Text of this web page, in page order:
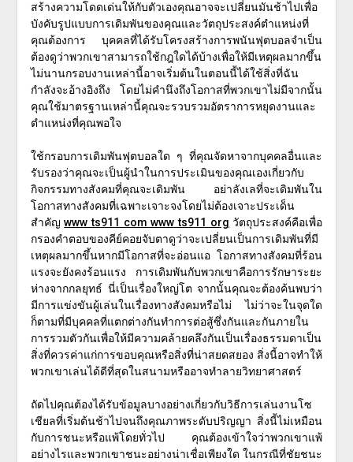
สร้างความโดดเด่นให้กับตัวเองคุณอาจจะเปลี่ยนมันช้าไปเพื่อ
บังคับรูปแบบการเดิมพันของคุณและวัตถุประสงค์ตำแหน่งที่
คุณต้องการ บุคคลที่ได้รับโครงสร้างการพนันฟุตบอลจำเป็น
ต้องดูว่าพวกเขาสามารถใช้กฎใดได้บ้างเพื่อให้มีเหตุผลมากขึ้น
ไม่นานกรอบงานเหล่านี้อาจเริ่มต้นในตอนนี้ได้ใช้สิ่งที่ฉัน
กำลังจะอ้างอิงถึง โดยไม่คำนึงถึงโอกาสที่พวกเขาไม่มีจากนั้น
คุณใช้มาตรฐานเหล่านี้คุณจะรวบรวมอัตราการหยุดงานและ
ตำแหน่งที่คุณพอใจ
ใช้กรอบการเดิมพันฟุตบอลใด ๆ ที่คุณจัดหาจากบุคคลอื่นและ
รับรองว่าคุณจะเป็นผู้นำในการประเมินของคุณเองเกี่ยวกับ
กิจกรรมทางสังคมที่คุณจะเดิมพัน อย่าลังเลที่จะเดิมพันใน
โอกาสทางสังคมที่เฉพาะเจาะจงโดยไม่ต้องเจาะประเด็น
สำคัญwww ts911 com www ts911 org วัตถุประสงค์คือเพื่อ
กรองคำตอบของคีย์คอยจับตาดูว่าจะเปลี่ยนเป็นการเดิมพันที่มี
เหตุผลมากขึ้นหากมีโอกาสที่จะอ่อนแอ โอกาสทางสังคมที่ร้อน
แรงจะยังคงร้อนแรง การเดิมพันกับพวกเขาคือการรักษาระยะ
ห่างจากกลยุทธ์ นี่เป็นเรื่องใหญ่โต จากนั้นคุณจะต้องค้นพบว่า
มีการแข่งขันผู้เล่นในเรื่องทางสังคมหรือไม่ ไม่ว่าจะในจุดใด
ก็ตามที่มีบุคคลที่แตกต่างกันทำการต่อสู้ซึ่งกันและกันภายใน
การรวมตัวกันเพื่อให้มีความคล้ายคลึงกันเป็นเรื่องธรรมดาเป็น
สิ่งที่ควรค่าแก่การขอบคุณหรือสิ่งที่น่าสยดสยอง สิ่งนี้อาจทำให้
พวกเขาเล่นได้ดีที่สุดในสนามหรืออาจทำลายวิทยาศาสตร์
ถัดไปคุณต้องได้รับข้อมูลบางอย่างเกี่ยวกับวิธีการเล่นงานโซ
เชียลที่เริ่มต้นช้าไปจนถึงคุณภาพระดับปริญญา สิ่งนี้ไม่เหมือน
กับการชนะหรือแพ้โดยทั่วไป คุณต้องเข้าใจว่าพวกเขาแพ้
อย่างไรและพวกเขาชนะอย่างน่าเชื่อเพียงใด ในกรณีที่ชัยชนะ